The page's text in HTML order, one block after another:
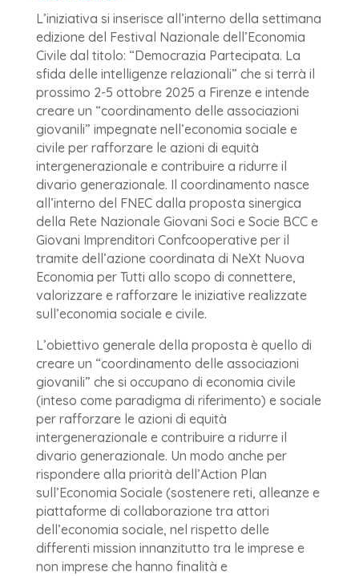
L’iniziativa si inserisce all’interno della settimana
edizione del Festival Nazionale dell’Economia
Civile dal titolo: “Democrazia Partecipata. La
sfida delle intelligenze relazionali” che si terrà il
prossimo 2-5 ottobre 2025 a Firenze e intende
creare un “coordinamento delle associazioni
giovanili” impegnate nell’economia sociale e
civile per rafforzare le azioni di equità
intergenerazionale e contribuire a ridurre il
divario generazionale. Il coordinamento nasce
all’interno del FNEC dalla proposta sinergica
della Rete Nazionale Giovani Soci e Socie BCC e
Giovani Imprenditori Confcooperative per il
tramite dell’azione coordinata di NeXt Nuova
Economia per Tutti allo scopo di connettere,
valorizzare e rafforzare le iniziative realizzate
sull’economia sociale e civile.
L’obiettivo generale della proposta è quello di
creare un “coordinamento delle associazioni
giovanili” che si occupano di economia civile
(inteso come paradigma di riferimento) e sociale
per rafforzare le azioni di equità
intergenerazionale e contribuire a ridurre il
divario generazionale. Un modo anche per
rispondere alla priorità dell’Action Plan
sull’Economia Sociale (sostenere reti, alleanze e
piattaforme di collaborazione tra attori
dell’economia sociale, nel rispetto delle
differenti mission innanzitutto tra le imprese e
non imprese che hanno finalità e